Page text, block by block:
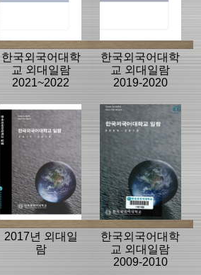
한국외국어대학
교 외대일람
2021~2022
한국외국어대학
교 외대일람
2019-2020
2017년 외대일
람
한국외국어대학
교 외대일람
2009-2010